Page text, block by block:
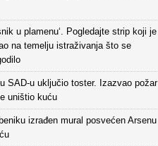
u plamenu‘. Pogledajte strip koji je
na temelju istraživanja što se
SAD-u uključio toster. Izazvao požar
uništio kuću
izrađen mural posvećen Arsenu